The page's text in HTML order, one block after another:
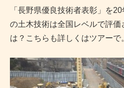
「長野県優良技術者表彰」を
の土木技術は全国レベルで評
は？こちらも詳しくはツアーで